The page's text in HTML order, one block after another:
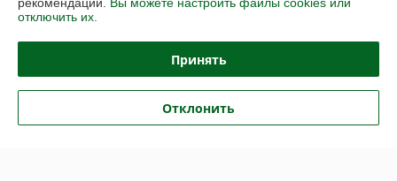
Доставка и оплата
График работы
Полная версия сайта
Политика обработки cookies
отключить их.
Принять
Отклонить